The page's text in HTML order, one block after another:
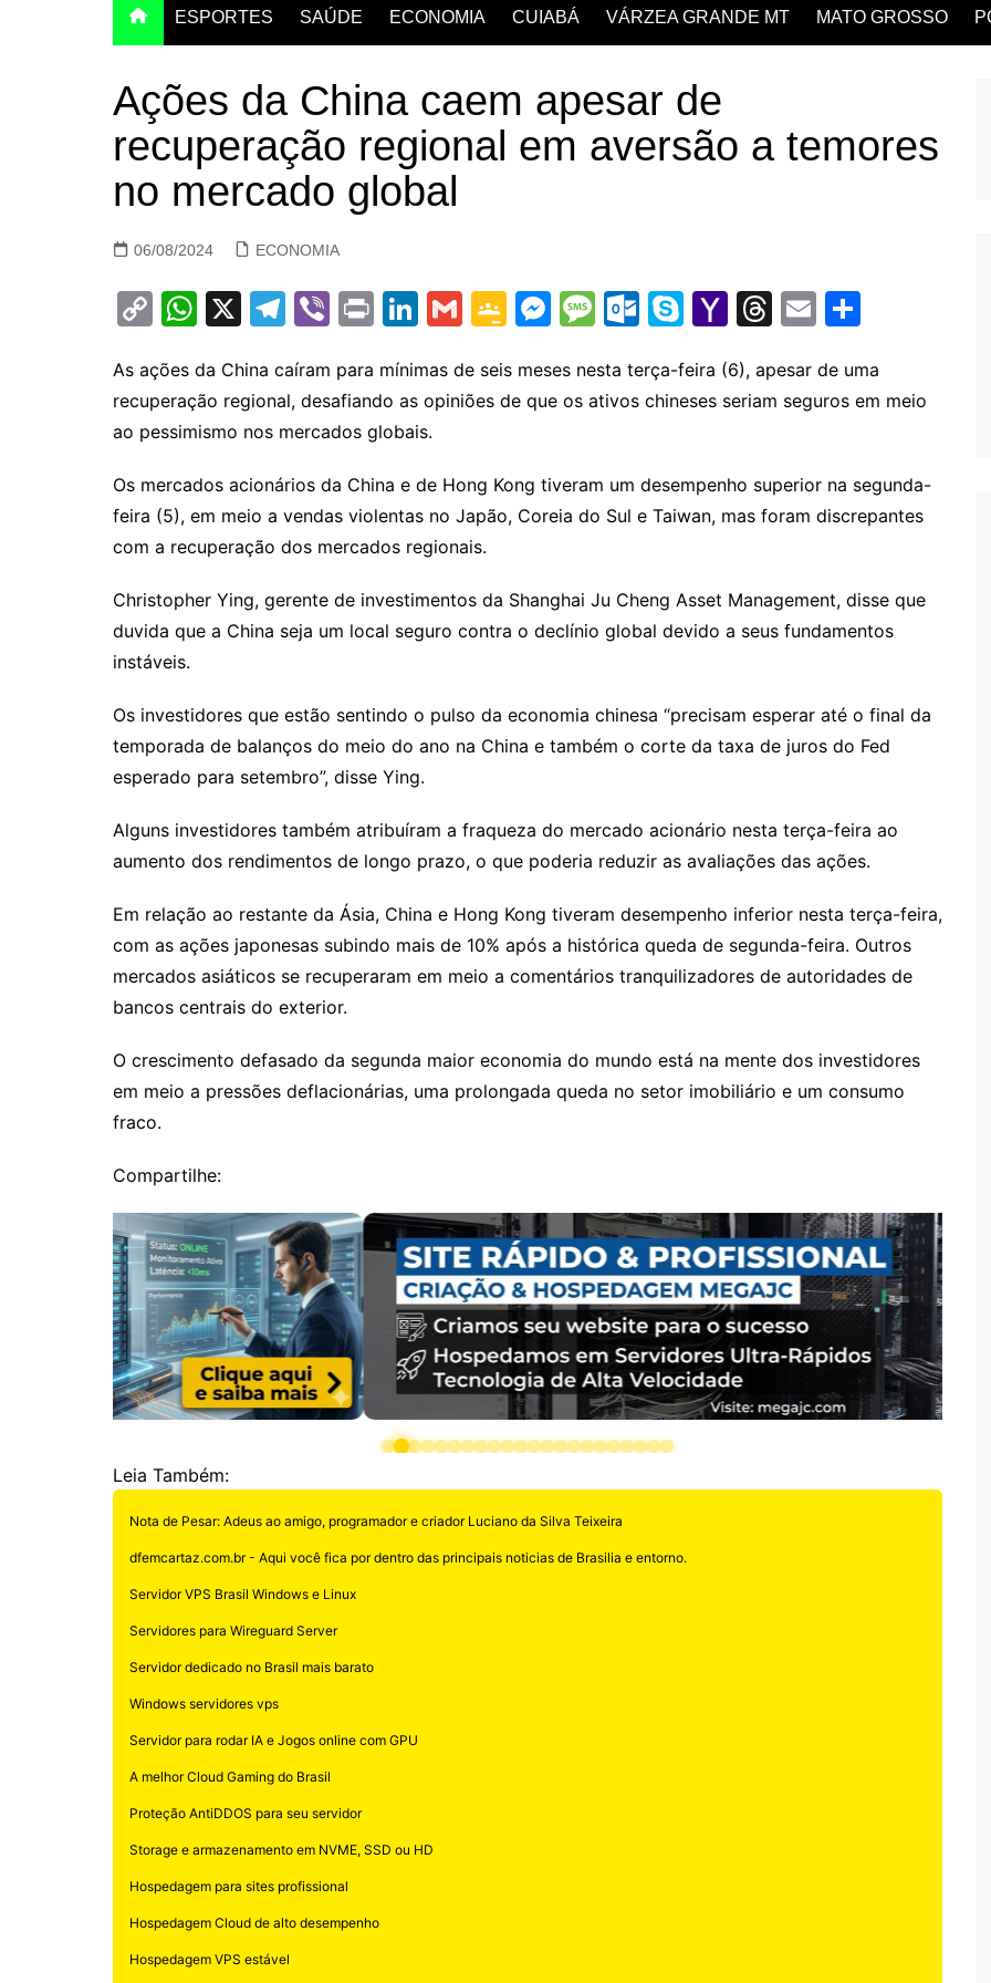
ESPORTES SAÚDE ECONOMIA CUIABÁ VÁRZEA GRANDE MT MATO GROSSO
Ações da China caem apesar de
recuperação regional em aversão a temores
no mercado global
06/08/2024 ECONOMIA
C
p
y
Li
n
k
W
at
s
A
p
p
X
T
e
gr
a
m
Vi
er
Pr
t
Li
k
e
dI
n
G
ai
l
G
o
gl
Cl
a
sr
o
M
s
s
n
g
M
s
s
g
e
O
lo
o
c
o
S
y
p
Y
h
o
M
ai
T
e
a
s
E
ai
l
ar
e
As ações da China caíram para mínimas de seis meses nesta terça-feira (6), apesar de uma
recuperação regional, desafiando as opiniões de que os ativos chineses seriam seguros em meio
ao pessimismo nos mercados globais.
Os mercados acionários da China e de Hong Kong tiveram um desempenho superior na segunda-
feira (5), em meio a vendas violentas no Japão, Coreia do Sul e Taiwan, mas foram discrepantes
com a recuperação dos mercados regionais.
Christopher Ying, gerente de investimentos da Shanghai Ju Cheng Asset Management, disse que
duvida que a China seja um local seguro contra o declínio global devido a seus fundamentos
instáveis.
Os investidores que estão sentindo o pulso da economia chinesa “precisam esperar até o final da
temporada de balanços do meio do ano na China e também o corte da taxa de juros do Fed
esperado para setembro”, disse Ying.
Alguns investidores também atribuíram a fraqueza do mercado acionário nesta terça-feira ao
aumento dos rendimentos de longo prazo, o que poderia reduzir as avaliações das ações.
Em relação ao restante da Ásia, China e Hong Kong tiveram desempenho inferior nesta terça-feira,
com as ações japonesas subindo mais de 10% após a histórica queda de segunda-feira. Outros
mercados asiáticos se recuperaram em meio a comentários tranquilizadores de autoridades de
bancos centrais do exterior.
O crescimento defasado da segunda maior economia do mundo está na mente dos investidores
em meio a pressões deflacionárias, uma prolongada queda no setor imobiliário e um consumo
fraco.
Compartilhe:
Leia Também:
Nota de Pesar: Adeus ao amigo, programador e criador Luciano da Silva Teixeira
dfemcartaz.com.br - Aqui você fica por dentro das principais noticias de Brasilia e entorno.
Servidor VPS Brasil Windows e Linux
Servidores para Wireguard Server
Servidor dedicado no Brasil mais barato
Windows servidores vps
Servidor para rodar IA e Jogos online com GPU
A melhor Cloud Gaming do Brasil
Proteção AntiDDOS para seu servidor
Storage e armazenamento em NVME, SSD ou HD
Hospedagem para sites profissional
Hospedagem Cloud de alto desempenho
Hospedagem VPS estável